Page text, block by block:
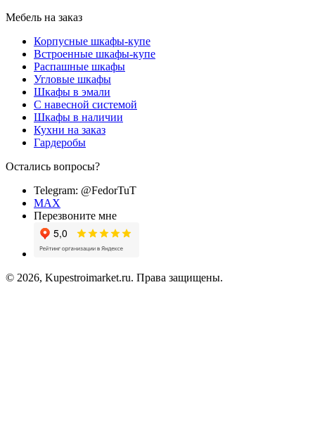
Мебель на заказ
Корпусные шкафы-купе
Встроенные шкафы-купе
Распашные шкафы
Угловые шкафы
Шкафы в эмали
C навесной системой
Шкафы в наличии
Кухни на заказ
Гардеробы
Остались вопросы?
Telegram: @FedorTuT
MAX
Перезвоните мне
© 2026, Kupestroimarket.ru. Права защищены.